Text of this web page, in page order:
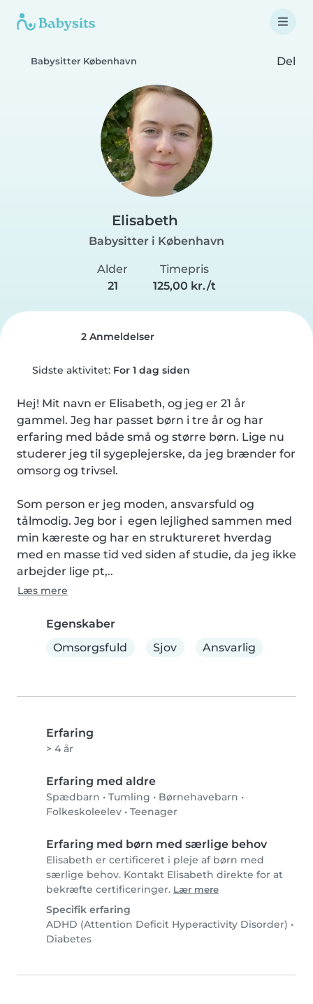
Babysitter København Del
Elisabeth
Babysitter i København
Alder
21
Timepris
125,00 kr./t
2 Anmeldelser
Sidste aktivitet: For 1 dag siden
Hej! Mit navn er Elisabeth, og jeg er 21 år
gammel. Jeg har passet børn i tre år og har
erfaring med både små og større børn. Lige nu
studerer jeg til sygeplejerske, da jeg brænder for
omsorg og trivsel.
Som person er jeg moden, ansvarsfuld og
tålmodig. Jeg bor i  egen lejlighed sammen med
min kæreste og har en struktureret hverdag
med en masse tid ved siden af studie, da jeg ikke
arbejder lige pt,..
Læs mere
Egenskaber
Omsorgsfuld
Sjov Ansvarlig
Erfaring
> 4 år
Erfaring med aldre
Spædbarn • Tumling • Børnehavebarn •
Folkeskoleelev • Teenager
Erfaring med børn med særlige behov
Elisabeth er certificeret i pleje af børn med
særlige behov. Kontakt Elisabeth direkte for at
bekræfte certificeringer. Lær mere
Specifik erfaring
ADHD (Attention Deficit Hyperactivity Disorder) •
Diabetes